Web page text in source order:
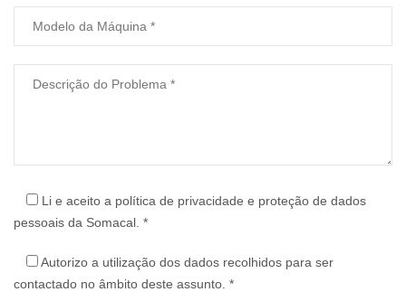
Li e aceito a política de privacidade e proteção de dados
pessoais da Somacal. *
Autorizo a utilização dos dados recolhidos para ser
contactado no âmbito deste assunto. *